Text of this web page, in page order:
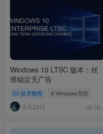
Windows 10 LTSC 版本：丝
滑稳定无广告
技术教程 # Windows系统
5月29日 76